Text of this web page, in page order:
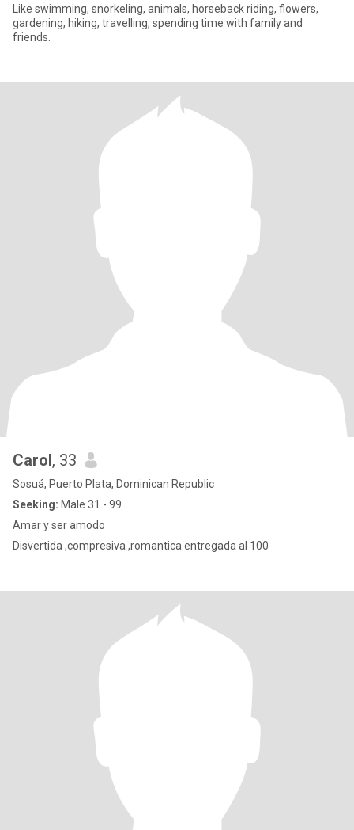
Like swimming, snorkeling, animals, horseback riding, flowers,
gardening, hiking, travelling, spending time with family and
friends.
Carol, 33
Sosuá, Puerto Plata, Dominican Republic
Seeking: Male 31 - 99
Amar y ser amodo
Disvertida ,compresiva ,romantica entregada al 100